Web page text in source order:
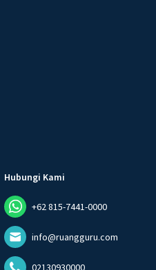
Hubungi Kami
+62 815-7441-0000
info@ruangguru.com
02130930000